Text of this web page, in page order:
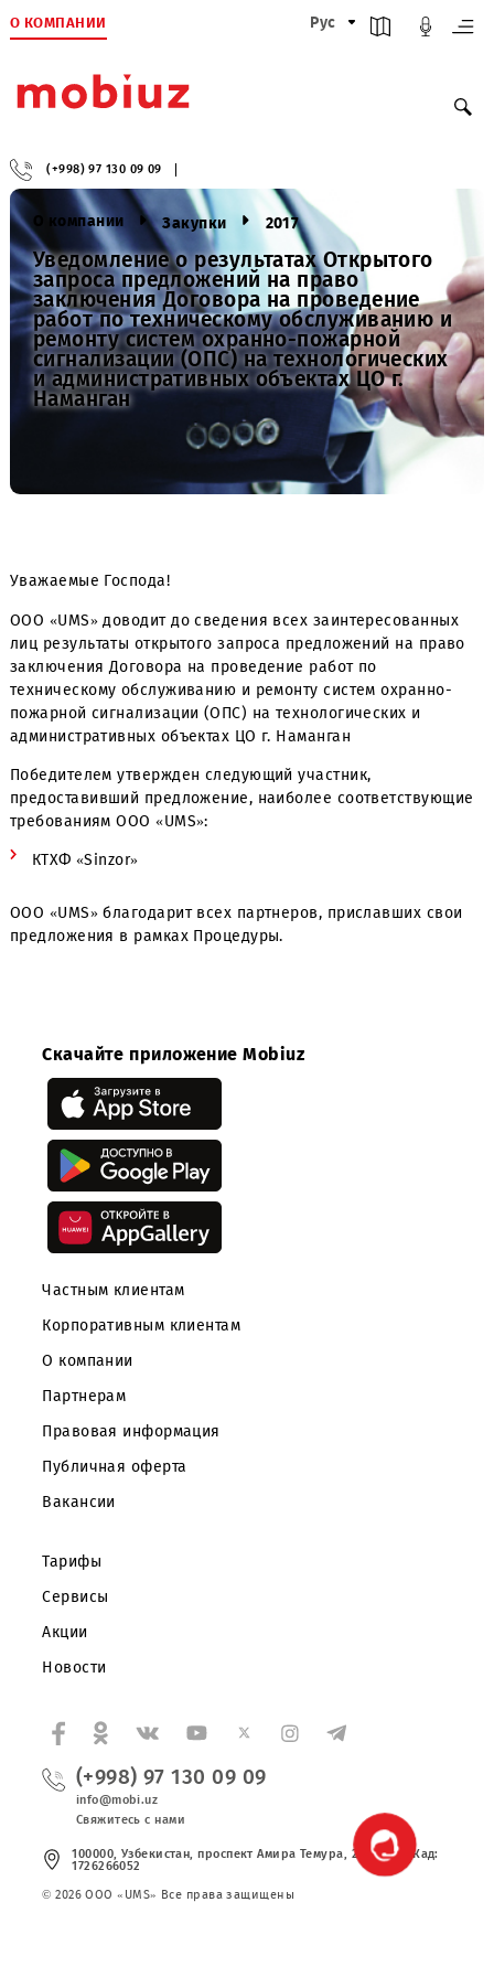
О КОМПАНИИ Рус
(+998) 97 130 09 09
О компании Закупки 2017
Уведомление о результатах Открытого
запроса предложений на право
заключения Договора на проведение
работ по техническому обслуживанию
ремонту систем охранно-пожарной
сигнализации (ОПС) на
и административных объектах ЦО г.
Уважаемые Господа!
ООО «UMS» доводит до сведения всех
лиц результаты открытого запроса предложений на
заключения Договора на проведение работ по
техническому обслуживанию и ремонту систем
пожарной сигнализации (ОПС) на технологических и
административных объектах ЦО г. Наманган
Победителем утвержден следующий участник,
требованиям ООО «UMS»:
Скачайте приложение Mobiuz
Частным клиентам
Корпоративным клиентам
О компании
Партнерам
Правовая информация
Публичная оферта
Вакансии
Тарифы
Сервисы
Акции
Новости